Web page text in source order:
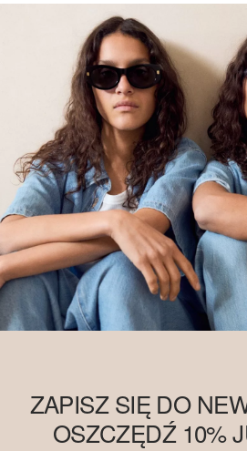
ZAPISZ SIĘ DO
OSZCZĘDŹ 10%